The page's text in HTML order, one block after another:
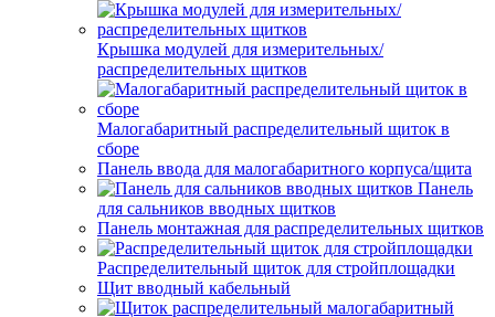
Крышка модулей для измерительных/
распределительных щитков
Малогабаритный распределительный щиток в
сборе
Панель ввода для малогабаритного корпуса/щита
Панель
для сальников вводных щитков
Панель монтажная для распределительных щитков
Распределительный щиток для стройплощадки
Щит вводный кабельный